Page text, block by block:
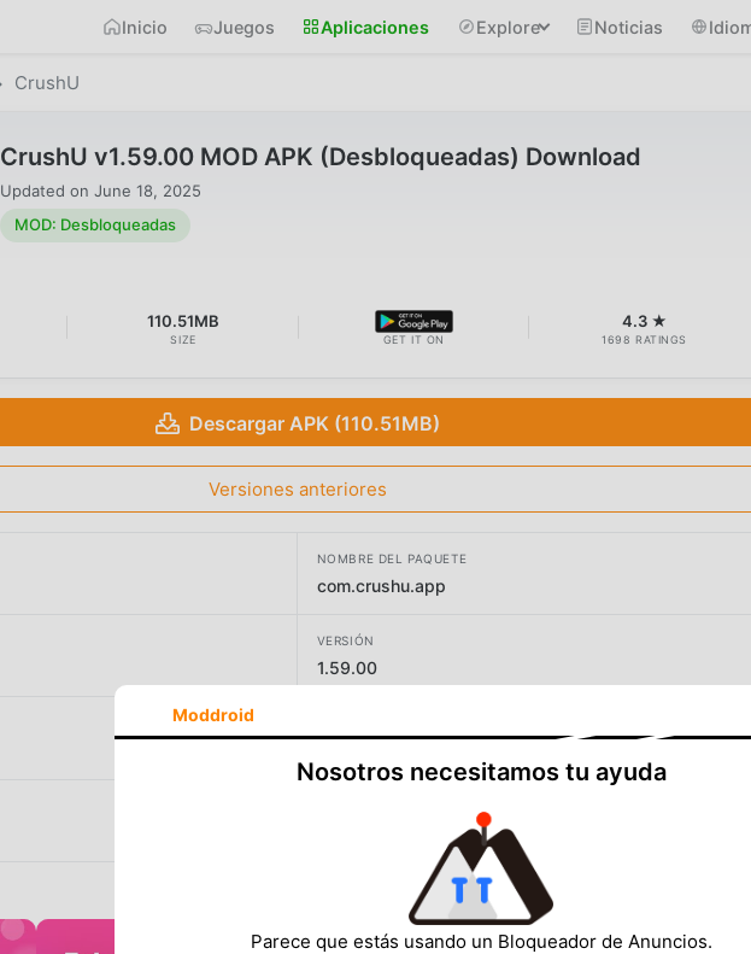
Inicio Juegos Aplicaciones Explore Noticias
CrushU
CrushU v1.59.00 MOD APK (Desbloqueadas) Download
Updated on June 18, 2025
MOD: Desbloqueadas
110.51MB
SIZE GET IT ON
4.3 ★
1698 RATINGS
Descargar APK (110.51MB)
Versiones anteriores
NOMBRE DEL PAQUETE
com.crushu.app
VERSIÓN
1.59.00
Moddroid
Nosotros necesitamos tu ayuda
Parece que estás usando un Bloqueador de Anuncios.